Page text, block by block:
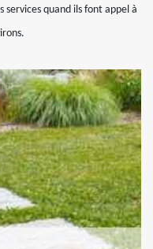
services quand ils font appel à